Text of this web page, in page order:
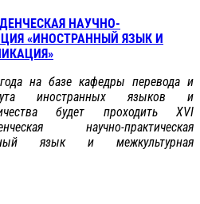
НАУЧНО-
«ИНОСТРАННЫЙ ЯЗЫК И
на базе кафедры перевода и
иностранных языков и
будет проходить XVI
научно-практическая
язык и межкультурная